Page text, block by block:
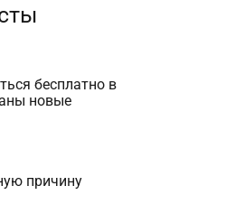
бесплатно в
новые
причину